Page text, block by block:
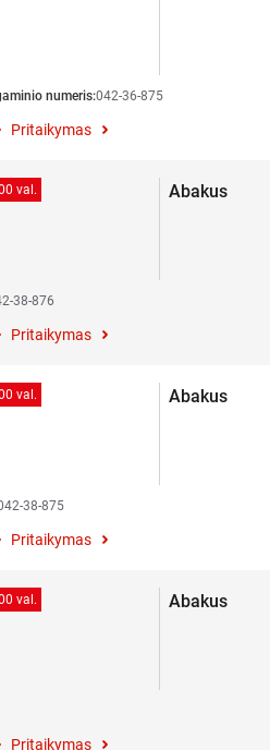
numeris:042-36-875
Pritaikymas
val. Abakus
38-876
Pritaikymas
val. Abakus
38-875
Pritaikymas
val. Abakus
Pritaikymas